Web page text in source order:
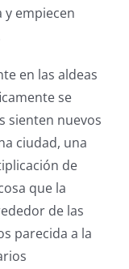
y empiecen
en las aldeas
se
sienten nuevos
ciudad, una
de
que la
de las
parecida a la